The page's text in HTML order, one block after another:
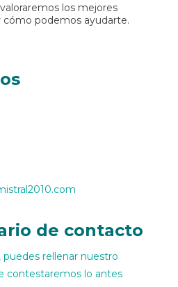
los mejores
podemos ayudarte.
de contacto
puedes rellenar nuestro
contestaremos lo antes